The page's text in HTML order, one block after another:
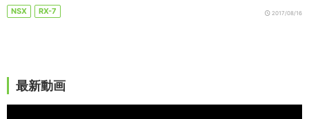
NSX RX-7 2017/08/16
最新動画